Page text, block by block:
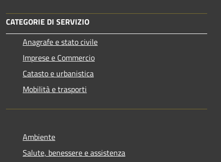
CATEGORIE DI SERVIZIO
Anagrafe e stato civile
Imprese e Commercio
Catasto e urbanistica
Mobilità e trasporti
Ambiente
Salute, benessere e assistenza